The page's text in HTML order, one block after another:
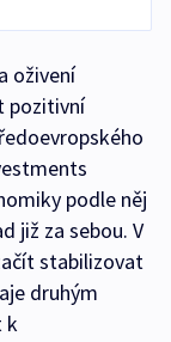
oživení
pozitivní
podle něj
již za sebou. V
stabilizovat
druhým
k